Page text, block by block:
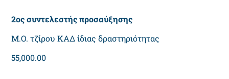
2ος συντελεστής προσαύξησης
Μ.Ο. τζίρου ΚΑΔ ίδιας δραστηριότητας
55,000.00